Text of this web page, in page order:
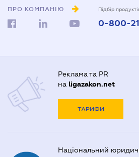
ПРО КОМПАНІЮ Підбір
0-800-
Реклама та PR
на ligazakon.net
ТАРИФИ
Національний